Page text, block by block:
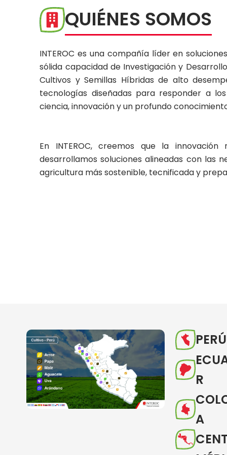
QUIÉNES SOMOS
INTEROC es una compañía líder en
sólida capacidad de Investigación y
Cultivos y Semillas Híbridas de alto
tecnologías diseñadas para responder a
ciencia, innovación y un profundo
En INTEROC, creemos que la
desarrollamos soluciones alineadas con las
agricultura más sostenible, tecnificada y
PERÚ
R
A